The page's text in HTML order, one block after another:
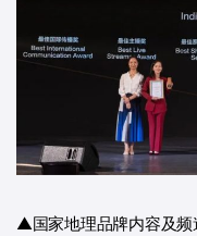
▲国家地理品牌内容及频